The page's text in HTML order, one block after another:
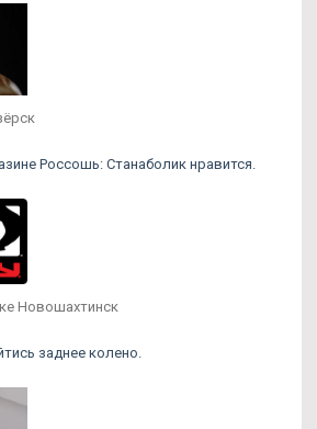
Россошь: Станаболик нравится.
Новошахтинск
заднее колено.